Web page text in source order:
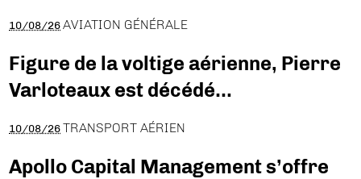
10/08/26 AVIATION GÉNÉRALE
Figure de la voltige aérienne, Pierre
Varloteaux est décédé…
10/08/26 TRANSPORT AÉRIEN
Apollo Capital Management s’offre